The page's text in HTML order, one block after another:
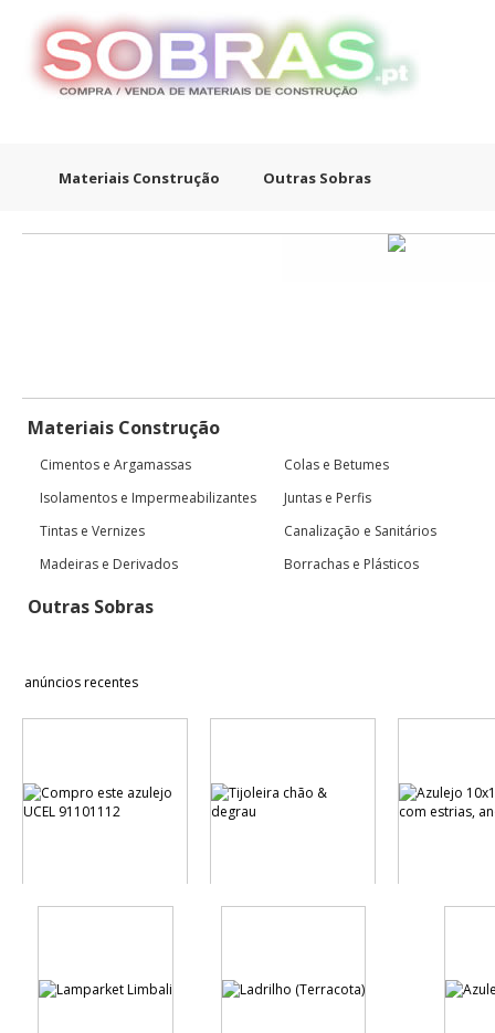
Materiais Construção Outras Sobras
Materiais Construção
Cimentos e Argamassas
Colas e Betumes
Isolamentos e Impermeabilizantes
Juntas e Perfis
Tintas e Vernizes
Canalização e Sanitários
Madeiras e Derivados
Borrachas e Plásticos
Outras Sobras
anúncios recentes